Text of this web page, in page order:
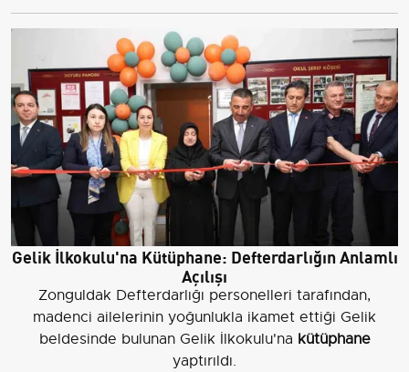
Gelik İlkokulu'na Kütüphane: Defterdarlığın Anlamlı
Açılışı
Zonguldak Defterdarlığı personelleri tarafından,
madenci ailelerinin yoğunlukla ikamet ettiği Gelik
beldesinde bulunan Gelik İlkokulu'na kütüphane
yaptırıldı.